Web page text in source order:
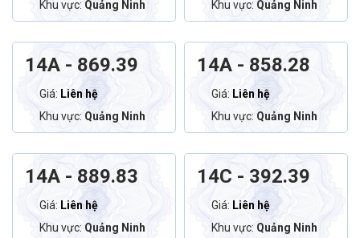
Khu vực: Quảng Ninh Khu vực: Quảng Ninh
14A - 869.39
Giá: Liên hệ
Khu vực: Quảng Ninh
14A - 858.28
Giá: Liên hệ
Khu vực: Quảng Ninh
14A - 889.83
Giá: Liên hệ
Khu vực: Quảng Ninh
14C - 392.39
Giá: Liên hệ
Khu vực: Quảng Ninh